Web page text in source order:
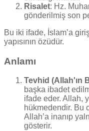
Risalet: Hz.
gönderilmiş son
Bu iki ifade, İslam’a
yapısının özüdür.
Anlamı
Tevhid (Allah'ın
başka ibadet
ifade eder. Allah,
hükmedendir. Bu
Allah’a inanıp
gösterir.